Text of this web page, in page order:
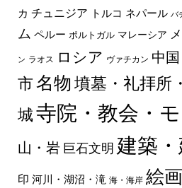
カ チュニジア トルコ ネパール バ
ム ペルー ポルトガル マレーシア
ン ラオス ロシア ヴァチカン 中国
市 名物 墳墓・礼拝所
城 寺院・教会・
山・岩 巨石文明 建築
印 河川・湖沼・滝 海・海岸 絵